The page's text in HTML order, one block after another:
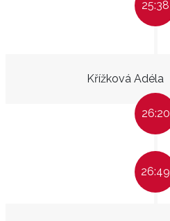
25:38
Křížková Adéla
26:20
26:49